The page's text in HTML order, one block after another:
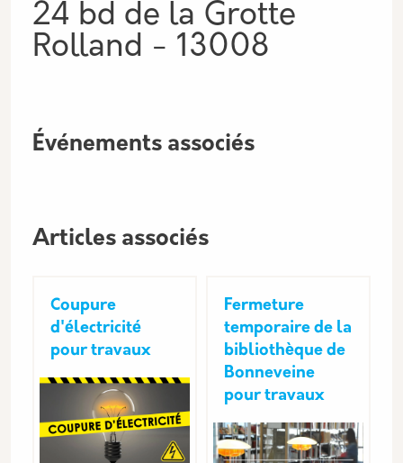
24 bd de la Grotte
Rolland - 13008
Événements associés
Articles associés
Coupure
d'électricité
pour travaux
Fermeture
temporaire de la
bibliothèque de
Bonneveine
pour travaux